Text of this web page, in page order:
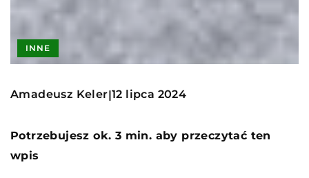
INNE
Amadeusz Keler|12 lipca 2024
Potrzebujesz ok. 3 min. aby przeczytać ten
wpis